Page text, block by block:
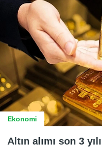
Ekonomi
Altın alımı son 3